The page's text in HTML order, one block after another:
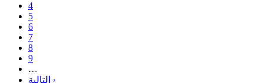
4
5
6
7
8
9
…
التالية ›